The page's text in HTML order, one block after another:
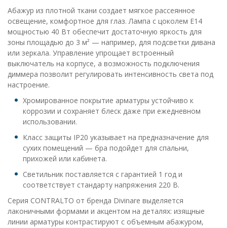
Абажур из плотной ткани создает мягкое рассеянное
освещение, комфортное для глаз. Лампа с цоколем E14
мощностью 40 Вт обеспечит достаточную яркость для
зоны площадью до 3 м² — например, для подсветки дивана
или зеркала. Управление упрощает встроенный
выключатель на корпусе, а возможность подключения
диммера позволит регулировать интенсивность света под
настроение.
Хромированное покрытие арматуры устойчиво к
коррозии и сохраняет блеск даже при ежедневном
использовании.
Класс защиты IP20 указывает на предназначение для
сухих помещений — бра подойдет для спальни,
прихожей или кабинета.
Светильник поставляется с гарантией 1 год и
соответствует стандарту напряжения 220 В.
Серия CONTRALTO от бренда Divinare выделяется
лаконичными формами и акцентом на деталях: изящные
линии арматуры контрастируют с объемным абажуром,